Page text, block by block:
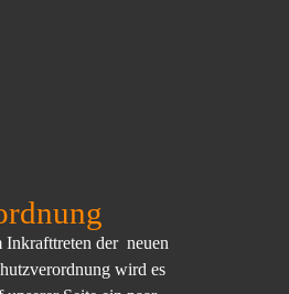
Inkrafttreten der neuen
wird es